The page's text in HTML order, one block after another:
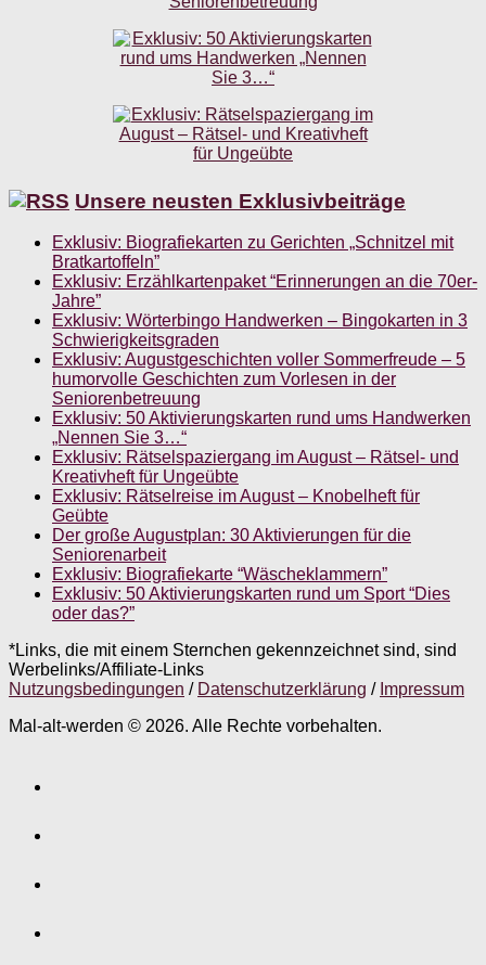
Unsere neusten Exklusivbeiträge
Exklusiv: Biografiekarten zu Gerichten „Schnitzel mit
Bratkartoffeln”
Exklusiv: Erzählkartenpaket “Erinnerungen an die 70er-
Jahre”
Exklusiv: Wörterbingo Handwerken – Bingokarten in 3
Schwierigkeitsgraden
Exklusiv: Augustgeschichten voller Sommerfreude – 5
humorvolle Geschichten zum Vorlesen in der
Seniorenbetreuung
Exklusiv: 50 Aktivierungskarten rund ums Handwerken
„Nennen Sie 3…“
Exklusiv: Rätselspaziergang im August – Rätsel- und
Kreativheft für Ungeübte
Exklusiv: Rätselreise im August – Knobelheft für
Geübte
Der große Augustplan: 30 Aktivierungen für die
Seniorenarbeit
Exklusiv: Biografiekarte “Wäscheklammern”
Exklusiv: 50 Aktivierungskarten rund um Sport “Dies
oder das?”
*Links, die mit einem Sternchen gekennzeichnet sind, sind
Werbelinks/Affiliate-Links
Nutzungsbedingungen / Datenschutzerklärung / Impressum
Mal-alt-werden © 2026. Alle Rechte vorbehalten.